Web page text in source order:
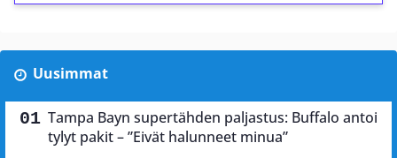
Uusimmat
Tampa Bayn supertähden paljastus: Buffalo antoi
tylyt pakit – ”Eivät halunneet minua”